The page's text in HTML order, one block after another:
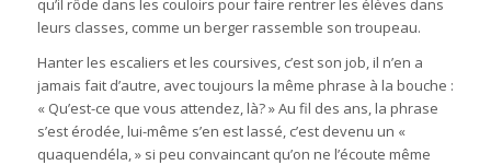
qu’il rôde dans les couloirs pour faire rentrer les élèves dans
leurs classes, comme un berger rassemble son troupeau.
Hanter les escaliers et les coursives, c’est son job, il n’en a
jamais fait d’autre, avec toujours la même phrase à la bouche :
« Qu’est-ce que vous attendez, là? » Au fil des ans, la phrase
s’est érodée, lui-même s’en est lassé, c’est devenu un «
quaquendéla, » si peu convaincant qu’on ne l’écoute même